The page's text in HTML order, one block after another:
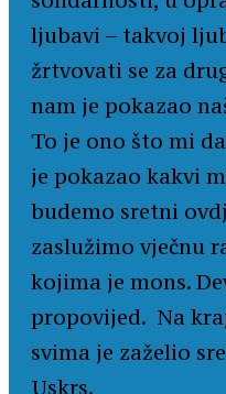
ljubavi – takvoj
žrtvovati se za
nam je pokazao
To je ono što mi
je pokazao kakvi
budemo sretni
zaslužimo vječnu
kojima je mons.
propovijed. Na
svima je zaželio
Uskrs.